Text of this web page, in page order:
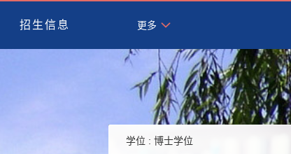
招生信息 更多
学位 : 博士学位